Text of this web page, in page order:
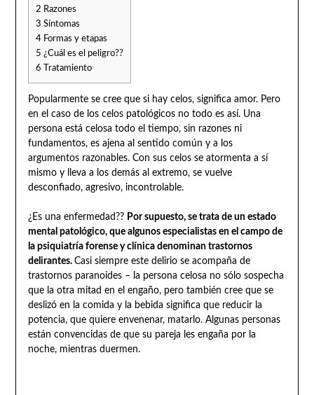
2 Razones
3 Síntomas
4Formas y etapas
5 ¿Cuál es el peligro??
6 Tratamiento
Popularmente se cree que si hay celos, significa amor. Pero
en el caso de los celos patológicos no todo es así. Una
persona está celosa todo el tiempo, sin razones ni
fundamentos, es ajena al sentido común y a los
argumentos razonables. Con sus celos se atormenta a sí
mismo y lleva a los demás al extremo, se vuelve
desconfiado, agresivo, incontrolable.
¿Es una enfermedad?? Por supuesto, se trata de un estado
mental patológico, que algunos especialistas en el campo de
la psiquiatría forense y clínica denominan trastornos
delirantes. Casi siempre este delirio se acompaña de
trastornos paranoides – la persona celosa no sólo sospecha
que la otra mitad en el engaño, pero también cree que se
deslizó en la comida y la bebida significa que reducir la
potencia, que quiere envenenar, matarlo. Algunas personas
están convencidas de que su pareja les engaña por la
noche, mientras duermen.